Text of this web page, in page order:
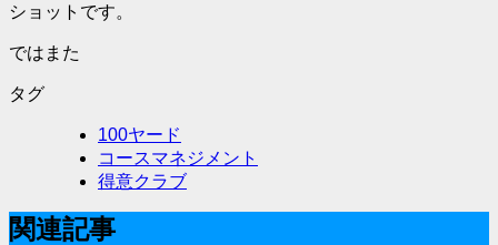
ショットです。
ではまた
タグ
100ヤード
コースマネジメント
得意クラブ
関連記事